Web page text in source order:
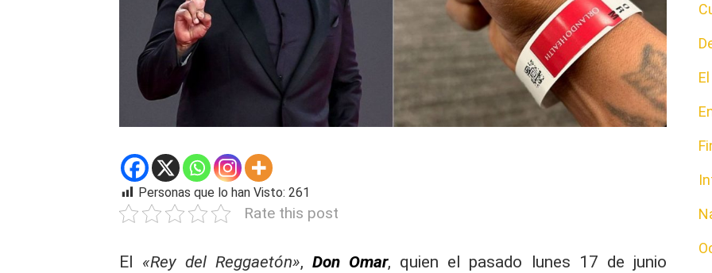
Personas que lo han Visto: 261
Rate this post
El «Rey del Reggaetón», Don Omar, quien el pasado lunes 17 de junio